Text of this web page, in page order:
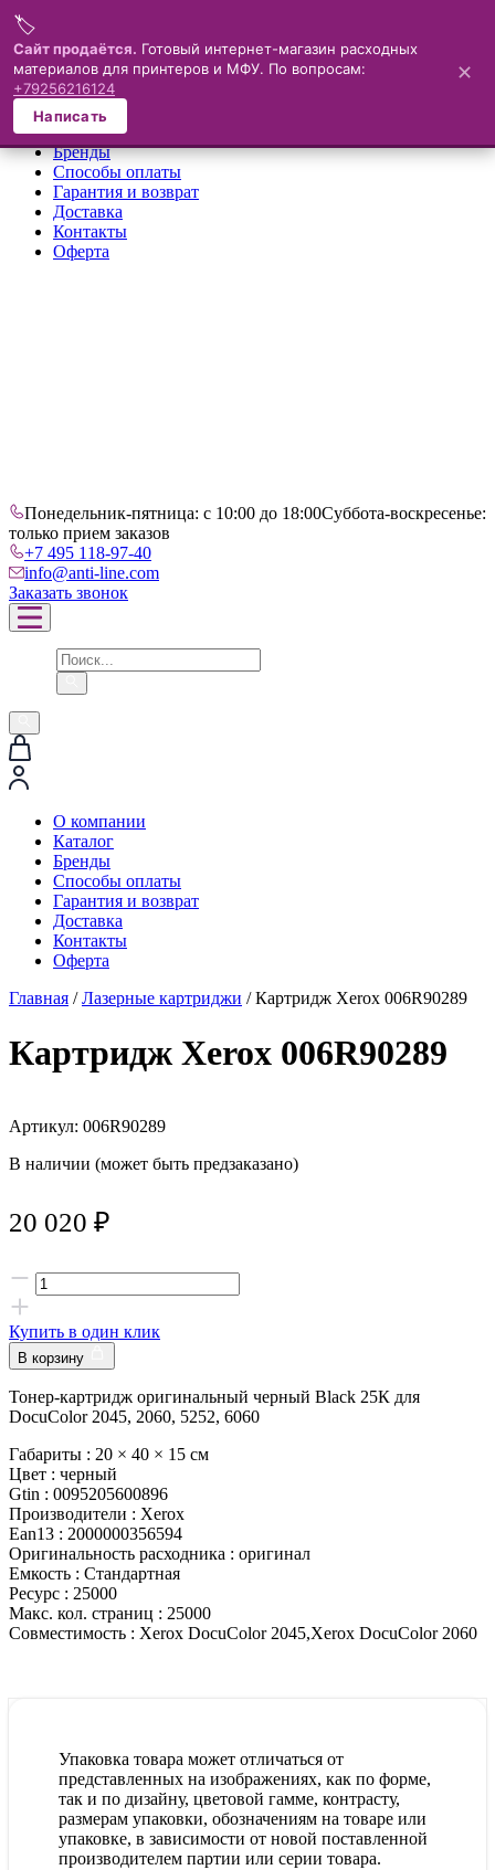
Меню
×
О компании
Каталог
Бренды
Способы оплаты
Гарантия и возврат
Доставка
Контакты
Оферта
Понедельник-пятница: с 10:00 до 18:00Суббота-воскресенье:
только прием заказов
+7 495 118-97-40
info@anti-line.com
Заказать звонок
О компании
Каталог
Бренды
Способы оплаты
Гарантия и возврат
Доставка
Контакты
Оферта
Главная /Лазерные картриджи / Картридж Xerox 006R90289
Картридж Xerox 006R90289
Артикул: 006R90289
В наличии (может быть предзаказано)
20 020 ₽
Купить в один клик
В корзину
Тонер-картридж оригинальный черный Black 25К для
DocuColor 2045, 2060, 5252, 6060
Габариты : 20 × 40 × 15 см
Цвет : черный
Gtin : 0095205600896
Производители : Xerox
Ean13 : 2000000356594
Оригинальность расходника : оригинал
Емкость : Стандартная
Ресурс : 25000
Макс. кол. страниц : 25000
Совместимость : Xerox DocuColor 2045,Xerox DocuColor 2060
Упаковка товара может отличаться от
представленных на изображениях, как по форме,
так и по дизайну, цветовой гамме, контрасту,
размерам упаковки, обозначениям на товаре или
упаковке, в зависимости от новой поставленной
производителем партии или серии товара.
🏷️
Сайт продаётся. Готовый интернет-магазин расходных
материалов для принтеров и МФУ. По вопросам:
+79256216124
Написать
✕